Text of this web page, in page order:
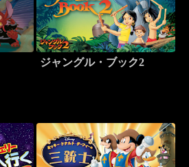
ジャングル・ブック2